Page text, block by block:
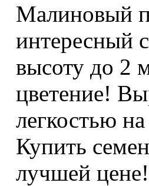
Малиновый
интересный
высоту до 2
цветение!
легкостью
Купить
лучшей цене!